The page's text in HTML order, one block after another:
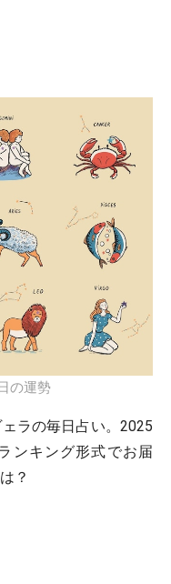
の運勢
ラの毎日占い。2025
ンキング形式でお届
？